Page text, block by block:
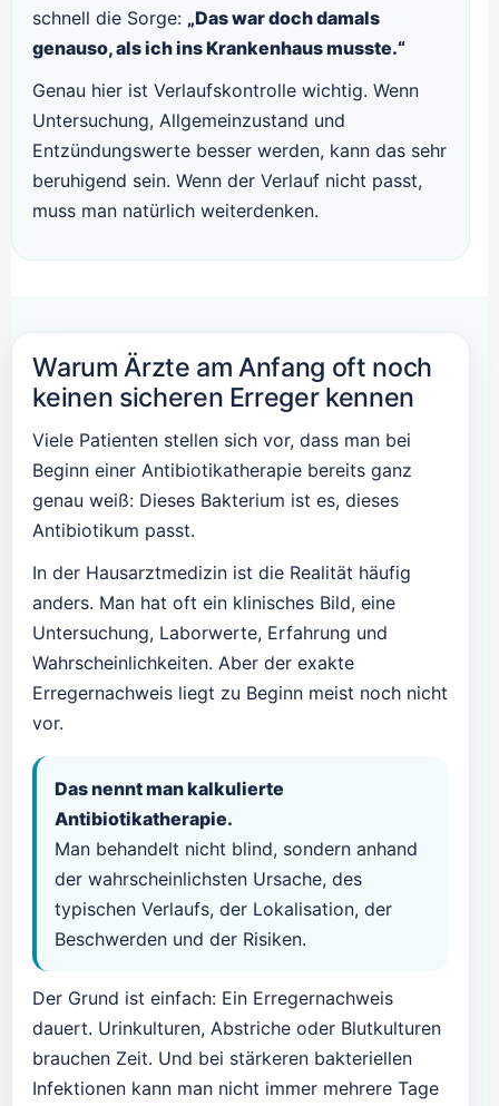
schnell die Sorge: „Das war doch damals
genauso, als ich ins Krankenhaus musste.“
Genau hier ist Verlaufskontrolle wichtig. Wenn
Untersuchung, Allgemeinzustand und
Entzündungswerte besser werden, kann das sehr
beruhigend sein. Wenn der Verlauf nicht passt,
muss man natürlich weiterdenken.
Warum Ärzte am Anfang oft noch
keinen sicheren Erreger kennen
Viele Patienten stellen sich vor, dass man bei
Beginn einer Antibiotikatherapie bereits ganz
genau weiß: Dieses Bakterium ist es, dieses
Antibiotikum passt.
In der Hausarztmedizin ist die Realität häufig
anders. Man hat oft ein klinisches Bild, eine
Untersuchung, Laborwerte, Erfahrung und
Wahrscheinlichkeiten. Aber der exakte
Erregernachweis liegt zu Beginn meist noch nicht
vor.
Das nennt man kalkulierte
Antibiotikatherapie.
Man behandelt nicht blind, sondern anhand
der wahrscheinlichsten Ursache, des
typischen Verlaufs, der Lokalisation, der
Beschwerden und der Risiken.
Der Grund ist einfach: Ein Erregernachweis
dauert. Urinkulturen, Abstriche oder Blutkulturen
brauchen Zeit. Und bei stärkeren bakteriellen
Infektionen kann man nicht immer mehrere Tage